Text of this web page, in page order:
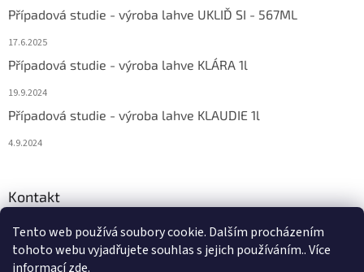
Tento web používá soubory cookie. Dalším procházením
tohoto webu vyjadřujete souhlas s jejich používáním.. Více
informacízde.
Případová studie - výroba lahve UKLIĎ SI - 567ML
17.6.2025
Případová studie - výroba lahve KLÁRA 1l
19.9.2024
Případová studie - výroba lahve KLAUDIE 1l
4.9.2024
Kontakt
eshop@ bema-la.cz
+420 733 762 684